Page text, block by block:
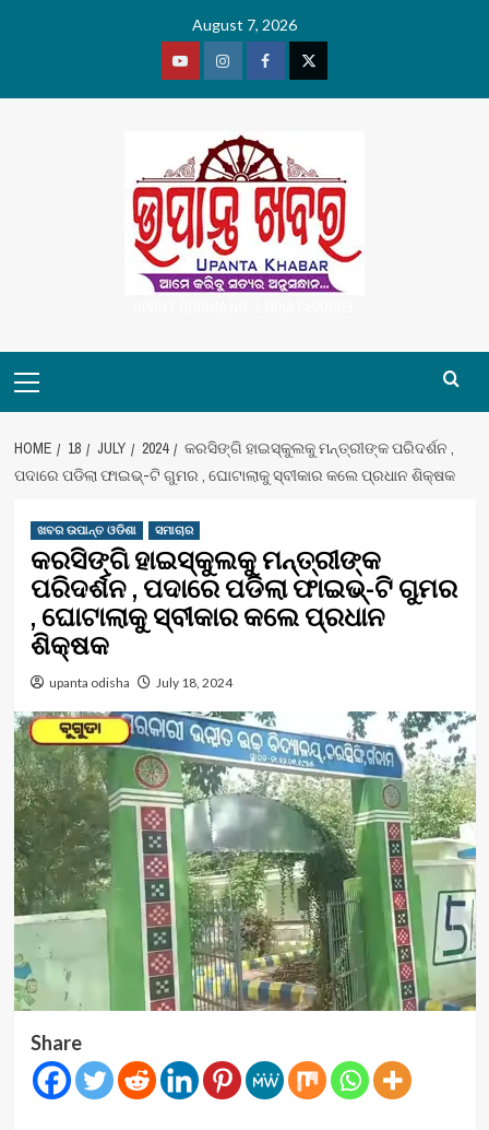
August 7, 2026
YoutubeVimeoFacebookTwitter
Menu
HOME 18 JULY 2024
କରସିଙ୍ଗି ହାଇସ୍କୁଲକୁ ମନ୍ତ୍ରୀଙ୍କ ପରିଦର୍ଶନ ,
ପଦାରେ ପଡିଲା ଫାଇଭ୍-ଟି ଗୁମର , ଘୋଟାଲାକୁ ସ୍ବୀକାର କଲେ ପ୍ରଧାନ ଶିକ୍ଷକ
ଖବର ଉପାନ୍ତ ଓଡିଶା ସମାଚାର
କରସିଙ୍ଗି ହାଇସ୍କୁଲକୁ ମନ୍ତ୍ରୀଙ୍କ
ପରିଦର୍ଶନ , ପଦାରେ ପଡିଲା ଫାଇଭ୍-ଟି ଗୁମର
, ଘୋଟାଲାକୁ ସ୍ବୀକାର କଲେ ପ୍ରଧାନ
ଶିକ୍ଷକ
upanta odisha July 18, 2024
Share